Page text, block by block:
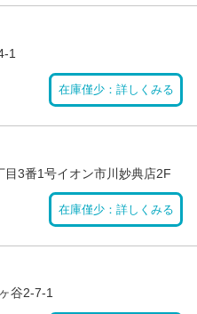
1
在庫僅少：詳しくみる
3番1号イオン市川妙典店2F
在庫僅少：詳しくみる
谷2-7-1